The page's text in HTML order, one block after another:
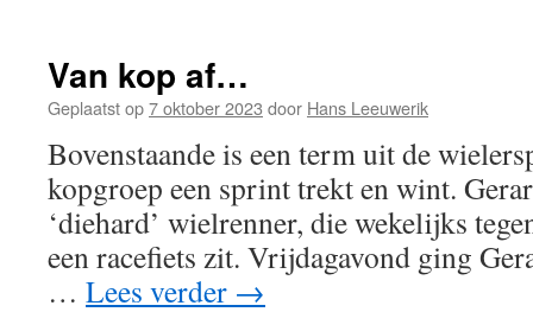
Van kop af…
Geplaatst op7 oktober 2023 door Hans Leeuwerik
Bovenstaande is een term uit de
kopgroep een sprint trekt en wint.
‘diehard’ wielrenner, die wekelijks
een racefiets zit. Vrijdagavond ging
… Lees verder →